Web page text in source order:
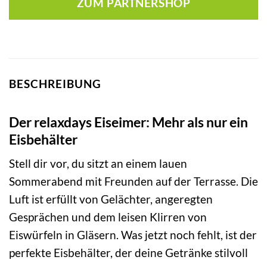
ZUM PARTNERSHOP
BESCHREIBUNG
Der relaxdays Eiseimer: Mehr als nur ein
Eisbehälter
Stell dir vor, du sitzt an einem lauen
Sommerabend mit Freunden auf der Terrasse. Die
Luft ist erfüllt von Gelächter, angeregten
Gesprächen und dem leisen Klirren von
Eiswürfeln in Gläsern. Was jetzt noch fehlt, ist der
perfekte Eisbehälter, der deine Getränke stilvoll